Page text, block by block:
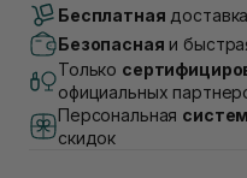
В наличии
Самовывоз г. Луцк,
Самовывоз г.
1В (Duck's Lake)
Бесплатная
Безопасная и
Только
официальных
Персональная
скидок